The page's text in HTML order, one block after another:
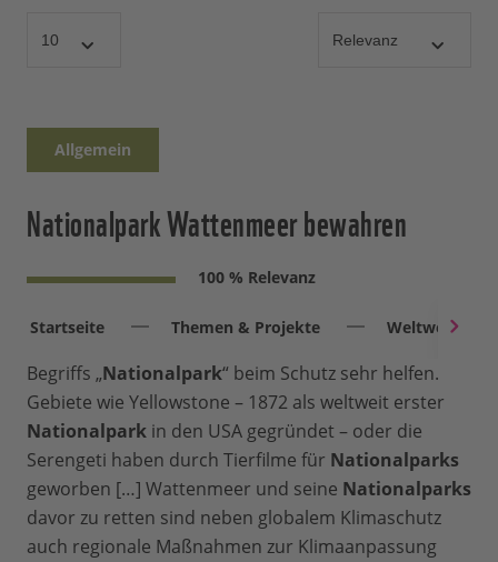
Allgemein
Nationalpark Wattenmeer bewahren
100 % Relevanz
Startseite Themen & Projekte Weltweit
Begriffs „Nationalpark“ beim Schutz sehr helfen.
Gebiete wie Yellowstone – 1872 als weltweit erster
Nationalpark in den USA gegründet – oder die
Serengeti haben durch Tierfilme für Nationalparks
geworben […] Wattenmeer und seine Nationalparks
davor zu retten sind neben globalem Klimaschutz
auch regionale Maßnahmen zur Klimaanpassung